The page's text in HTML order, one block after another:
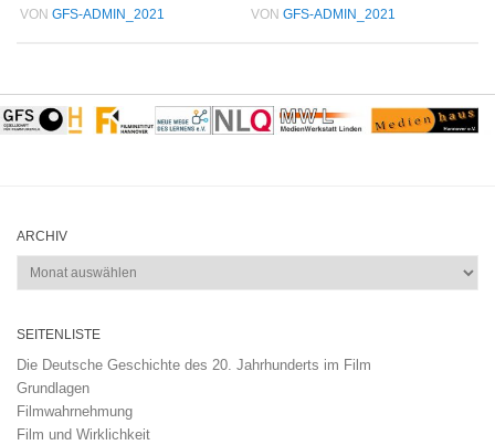
VON GFS-ADMIN_2021
VON GFS-ADMIN_2021
ARCHIV
Archiv
SEITENLISTE
Die Deutsche Geschichte des 20. Jahrhunderts im Film
Grundlagen
Filmwahrnehmung
Film und Wirklichkeit